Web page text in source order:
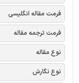
فرمت مقاله انگلیسی
فرمت ترجمه مقاله
نوع مقاله
نوع نگارش